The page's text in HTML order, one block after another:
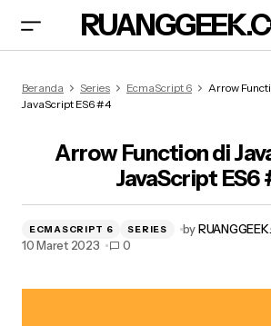
#4
Beranda Series EcmaScript 6
Arrow
JavaScript ES6 #4
Arrow Function di
JavaScript ES6
ECMASCRIPT 6 SERIES by
10 Maret 2023
0